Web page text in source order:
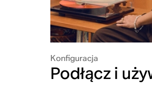
Konfiguracja
Podłącz i